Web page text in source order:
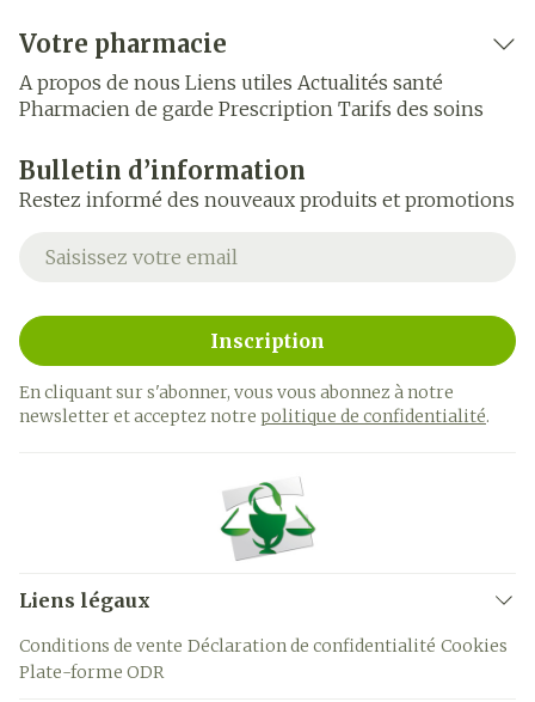
Votre pharmacie
A propos de nous Liens utiles Actualités santé
Pharmacien de garde Prescription Tarifs des soins
Bulletin d’information
Restez informé des nouveaux produits et promotions
Adresse mail
Inscription
En cliquant sur s'abonner, vous vous abonnez à notre
newsletter et acceptez notre politique de confidentialité.
Liens légaux
Conditions de vente Déclaration de confidentialité Cookies
Plate-forme ODR